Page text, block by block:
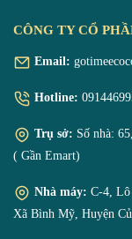
CÔNG TY CỔ
Email:
Hotline:
Trụ sở: Số nhà:
( Gần Emart)
Nhà máy: C-4, Lô
Xã Bình Mỹ, Huyện